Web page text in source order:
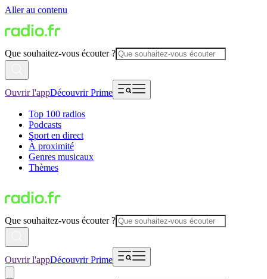
Aller au contenu
Que souhaitez-vous écouter ?
Ouvrir l'appDécouvrir Prime
Top 100 radios
Podcasts
Sport en direct
À proximité
Genres musicaux
Thèmes
Que souhaitez-vous écouter ?
Ouvrir l'appDécouvrir Prime